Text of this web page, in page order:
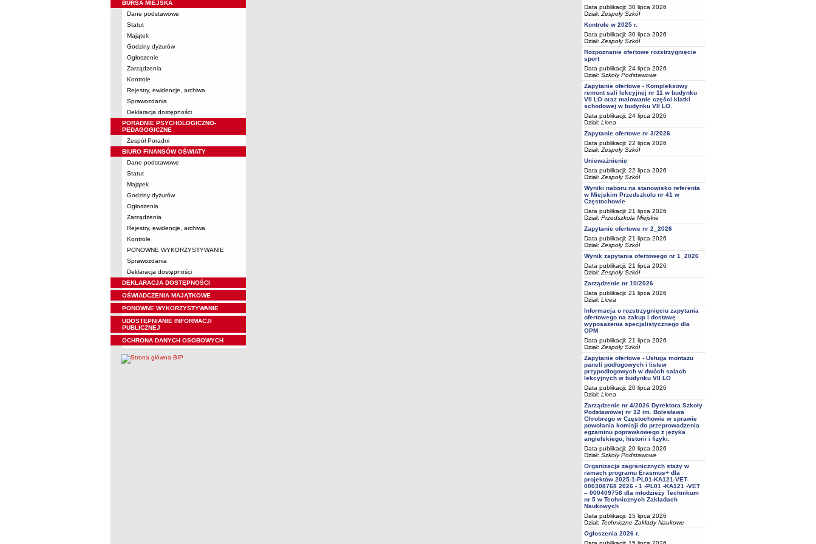
BURSA MIEJSKA
Dane podstawowe
Statut
Majątek
Godziny dyżurów
Ogłoszenie
Zarządzenia
Kontrole
Rejestry, ewidencje, archiwa
Sprawozdania
Deklaracja dostępności
PORADNIE PSYCHOLOGICZNO-
PEDAGOGICZNE
Zespół Poradni
BIURO FINANSÓW OŚWIATY
Dane podstawowe
Statut
Majątek
Godziny dyżurów
Ogłoszenia
Zarządzenia
Rejestry, ewidencje, archiwa
Kontrole
PONOWNE WYKORZYSTYWANIE
Sprawozdania
Deklaracja dostępności
DEKLARACJA DOSTĘPNOŚCI
OŚWIADCZENIA MAJĄTKOWE
PONOWNE WYKORZYSTYWANIE
UDOSTĘPNIANIE INFORMACJI
PUBLICZNEJ
OCHRONA DANYCH OSOBOWYCH
Data publikacji: 30 lipca 2026
Dział: Zespoły Szkół
Kontrole w 2025 r.
Data publikacji: 30 lipca 2026
Dział: Zespoły Szkół
Rozpoznanie ofertowe rozstrzygnięcie
sport
Data publikacji: 24 lipca 2026
Dział: Szkoły Podstawowe
Zapytanie ofertowe - Kompleksowy
remont sali lekcyjnej nr 11 w budynku
VII LO oraz malowanie części klatki
schodowej w budynku VII LO.
Data publikacji: 24 lipca 2026
Dział: Licea
Zapytanie ofertowe nr 3/2026
Data publikacji: 22 lipca 2026
Dział: Zespoły Szkół
Unieważnienie
Data publikacji: 22 lipca 2026
Dział: Zespoły Szkół
Wyniki naboru na stanowisko referenta
w Miejskim Przedszkolu nr 41 w
Częstochowie
Data publikacji: 21 lipca 2026
Dział: Przedszkola Miejskie
Zapytanie ofertowe nr 2_2026
Data publikacji: 21 lipca 2026
Dział: Zespoły Szkół
Wynik zapytania ofertowego nr 1_2026
Data publikacji: 21 lipca 2026
Dział: Zespoły Szkół
Zarządzenie nr 10/2026
Data publikacji: 21 lipca 2026
Dział: Licea
Informacja o rozstrzygnięciu zapytania
ofertowego na zakup i dostawę
wyposażenia specjalistycznego dla
OPM
Data publikacji: 21 lipca 2026
Dział: Zespoły Szkół
Zapytanie ofertowe - Usługa montażu
paneli podłogowych i listew
przypodłogowych w dwóch salach
lekcyjnych w budynku VII LO
Data publikacji: 20 lipca 2026
Dział: Licea
Zarządzenie nr 4/2026 Dyrektora Szkoły
Podstawowej nr 12 im. Bolesława
Chrobrego w Częstochowie w sprawie
powołania komisji do przeprowadzenia
egzaminu poprawkowego z języka
angielskiego, historii i fizyki.
Data publikacji: 20 lipca 2026
Dział: Szkoły Podstawowe
Organizacja zagranicznych staży w
ramach programu Erasmus+ dla
projektów 2025-1-PL01-KA121-VET-
000308768 2026 - 1 -PL01 -KA121 -VET
– 000409756 dla młodzieży Technikum
nr 5 w Technicznych Zakładach
Naukowych
Data publikacji: 15 lipca 2026
Dział: Techniczne Zakłady Naukowe
Ogłoszenia 2026 r.